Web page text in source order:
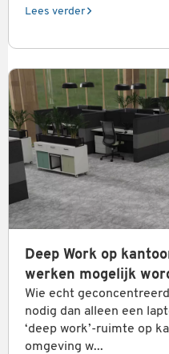
Lees verder
Deep Work op
werken mogelijk
Wie echt
nodig dan alleen een
‘deep work’-ruimte op
omgeving w...